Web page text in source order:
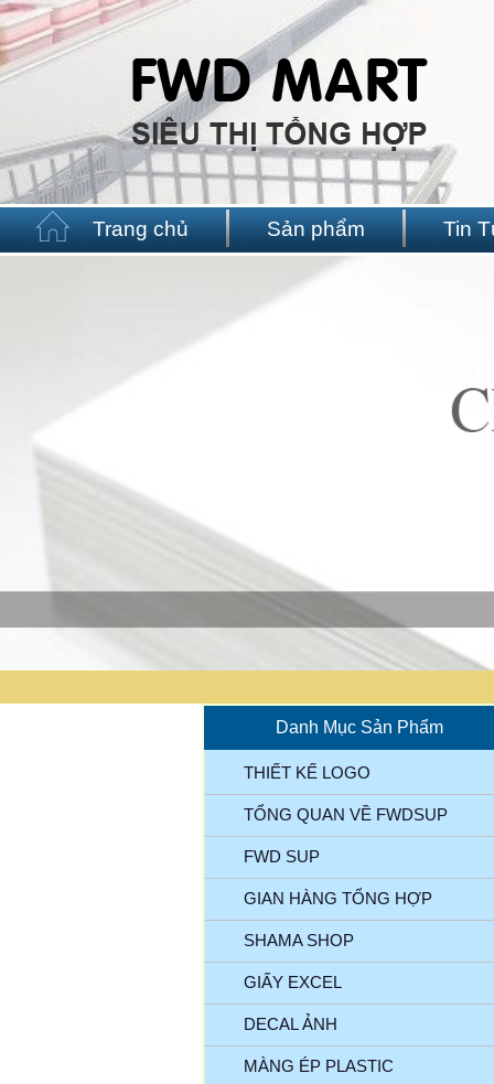
Trang chủ Sản phẩm Tin
Danh Mục Sản Phẩm
THIẾT KẾ LOGO
TỔNG QUAN VỀ FWDSUP
FWD SUP
GIAN HÀNG TỔNG HỢP
SHAMA SHOP
GIẤY EXCEL
DECAL ẢNH
MÀNG ÉP PLASTIC